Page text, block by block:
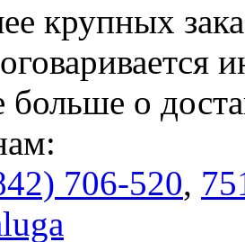
крупных
больше о
706-520,